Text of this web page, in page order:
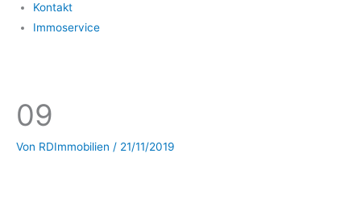
Kontakt
Immoservice
09
Von RDImmobilien / 21/11/2019